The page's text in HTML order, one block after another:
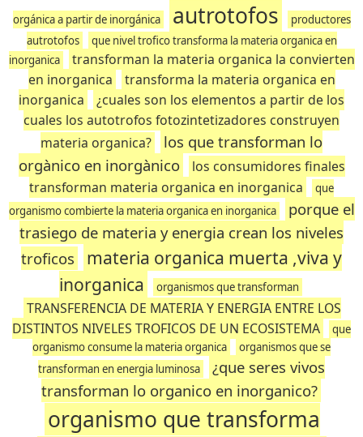
orgánica a partir de inorgánica autrotofos
productores
autrotofos
que nivel trofico transforma la materia organica en
inorganica
transforman la materia organica la convierten
en inorganica
transforma la materia organica en
inorganica
¿cuales son los elementos a partir de los
cuales los autotrofos fotozintetizadores construyen
materia organica?
los que transforman lo
orgànico en inorgànico
los consumidores finales
transforman materia organica en inorganica
que
organismo combierte la materia organica en inorganica
porque el
trasiego de materia y energia crean los niveles
troficos
materia organica muerta ,viva y
inorganica
organismos que transforman
TRANSFERENCIA DE MATERIA Y ENERGIA ENTRE LOS
DISTINTOS NIVELES TROFICOS DE UN ECOSISTEMA
que
organismo consume la materia organica
organismos que se
transforman en energia luminosa
¿que seres vivos
transforman lo organico en inorganico?
organismo que transforma